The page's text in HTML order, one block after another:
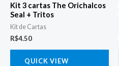
Kit 3 cartas The Orichalcos
Seal + Tritos
Kit de Cartas
R$4.50
QUICK VIEW